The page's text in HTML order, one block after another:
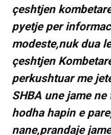
çeshtjen
pyetje per
modeste,nuk dua
çeshtjen
perkushtuar me
SHBA une jame
hodha hapin e
nane,prandaje